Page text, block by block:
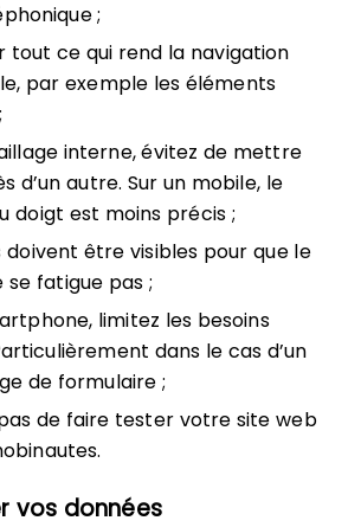
;
tout ce qui rend la navigation
par exemple les éléments
interne, évitez de mettre
d’un autre. Sur un mobile, le
doigt est moins précis ;
doivent être visibles pour que le
se fatigue pas ;
limitez les besoins
dans le cas d’un
de formulaire ;
pas de faire tester votre site web
vos données